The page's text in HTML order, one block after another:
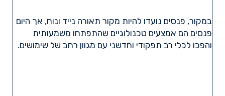
במקור, פנסים נועדו להיות מקור תאורה נייד ונוח, אך היום
פנסים הם אמצעים טכנולוגיים שהתפתחו משמעותית
והפכו לכלי רב תפקודי וחדשני עם מגוון רחב של שימושים.